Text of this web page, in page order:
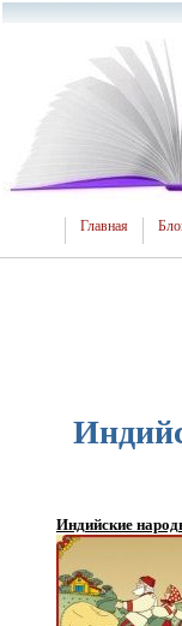
Главная
Индийские